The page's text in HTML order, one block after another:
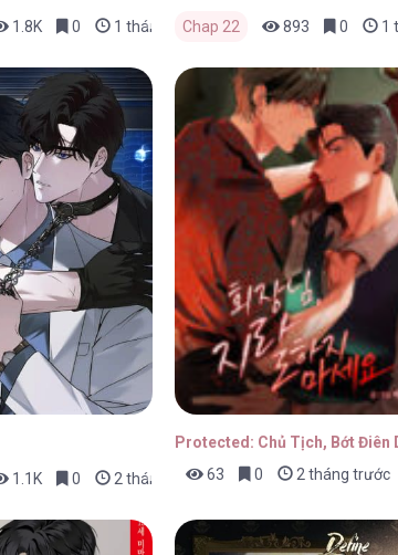
1.8K 0 1 tháng trướcChap 22 893 0 1
1.1K 0 2 tháng trước
Protected: Chủ Tịch, Bớt Điên
63
0 2 tháng trước